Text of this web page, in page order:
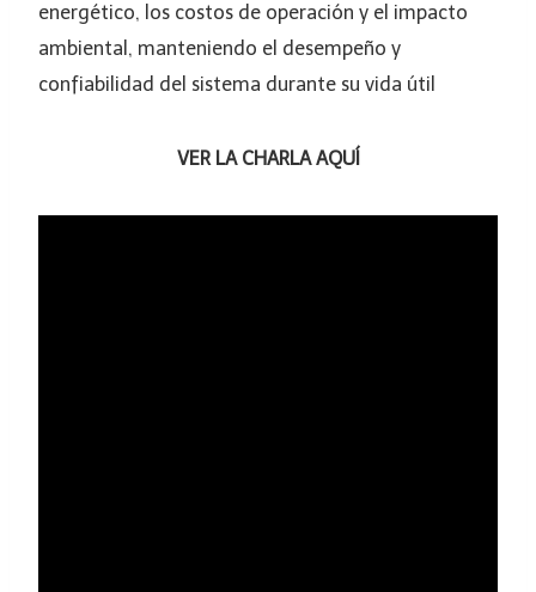
energético, los costos de operación y el impacto
ambiental, manteniendo el desempeño y
confiabilidad del sistema durante su vida útil
VER LA CHARLA AQUÍ